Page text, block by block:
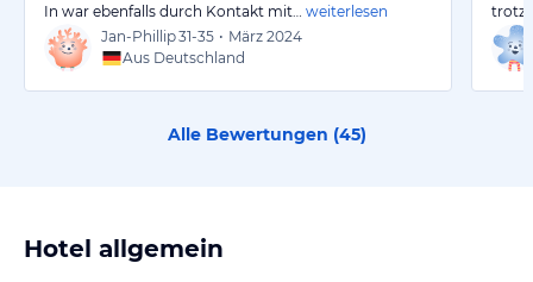
In war ebenfalls durch Kontakt mit…
weiterlesen
Jan-Phillip31-35 • März 2024
Aus Deutschland
Alle Bewertungen (45)
Hotel allgemein